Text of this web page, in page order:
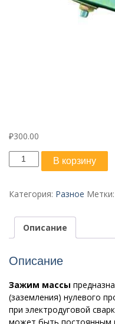
₽300.00
Количество
товара
массы
В корзину
Категория: Разное Метки:
Описание
Описание
Зажим массы
(заземления) нулевого
при электродуговой
может быть постоянным